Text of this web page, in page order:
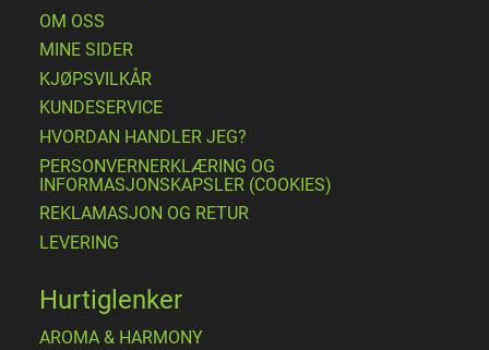
OM OSS
MINE SIDER
​KJØPSVILKÅR
KUNDESERVICE
HVORDAN HANDLER JEG?
PERSONVERNERKLÆRING OG
INFORMASJONSKAPSLER (COOKIES)
REKLAMASJON OG RETUR
LEVERING
Hurtiglenker
AROMA & HARMONY